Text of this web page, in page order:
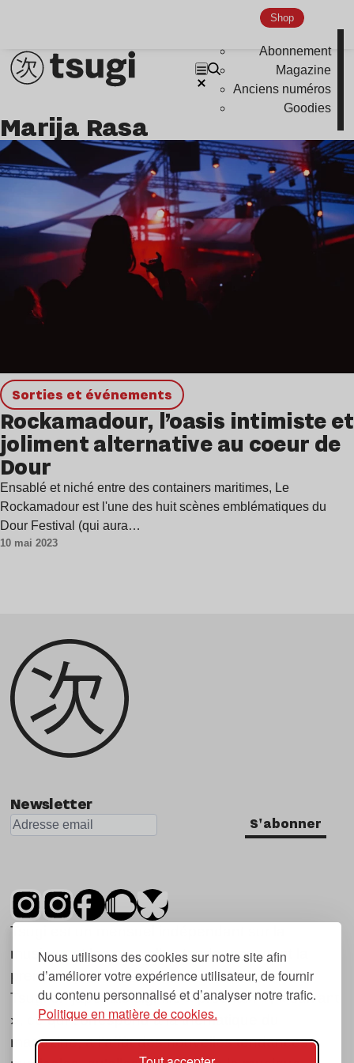
Nous utilisons des cookies sur notre site afin
d’améliorer votre expérience utilisateur, de fournir
du contenu personnalisé et d’analyser notre trafic.
Politique en matière de cookies.
Shop
Abonnement
Magazine
Anciens numéros
Goodies
Marija Rasa
Sorties et événements
Rockamadour, l’oasis intimiste et
joliment alternative au coeur de
Dour
Ensablé et niché entre des containers maritimes, Le
Rockamadour est l'une des huit scènes emblématiques du
Dour Festival (qui aura…
10 mai 2023
Newsletter
S'abonner
Tsugi est un mensuel indépendant sur la
musique et les nouvelles tendances, dont la
première parution date de 2007.
Tsugi en japonais signifie « prochain », « suivant
», ce qui correspond à la thématique du
magazine, à l’affût des nouvelles tendances